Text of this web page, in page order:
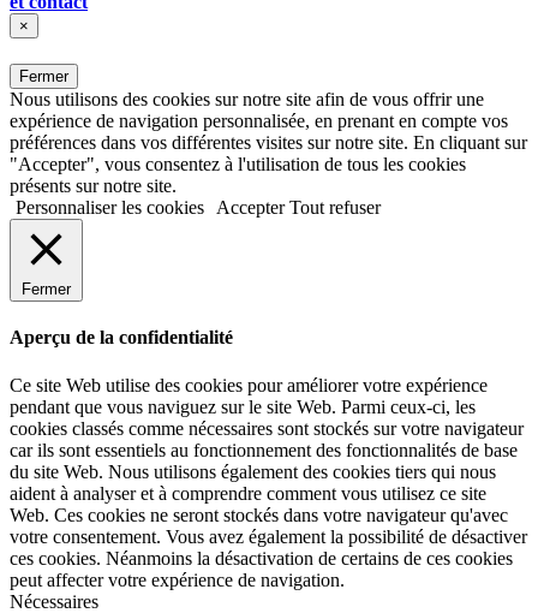
×
Fermer
Nous utilisons des cookies sur notre site afin de vous offrir une
expérience de navigation personnalisée, en prenant en compte vos
préférences dans vos différentes visites sur notre site. En cliquant sur
"Accepter", vous consentez à l'utilisation de tous les cookies
présents sur notre site.
Personnaliser les cookies
Accepter Tout refuser
Fermer
Aperçu de la confidentialité
Ce site Web utilise des cookies pour améliorer votre expérience
pendant que vous naviguez sur le site Web. Parmi ceux-ci, les
cookies classés comme nécessaires sont stockés sur votre navigateur
car ils sont essentiels au fonctionnement des fonctionnalités de base
du site Web. Nous utilisons également des cookies tiers qui nous
aident à analyser et à comprendre comment vous utilisez ce site
Web. Ces cookies ne seront stockés dans votre navigateur qu'avec
votre consentement. Vous avez également la possibilité de désactiver
ces cookies. Néanmoins la désactivation de certains de ces cookies
peut affecter votre expérience de navigation.
Nécessaires